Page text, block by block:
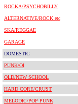
ROCKA/PSYCHOBILLY
ALTERNATIVE/ROCK etc
SKA/REGGAE
GARAGE
DOMESTIC
PUNK/OI
OLD/NEW SCHOOL
HARD CORE/CRUST
MELODIC/POP PUNK